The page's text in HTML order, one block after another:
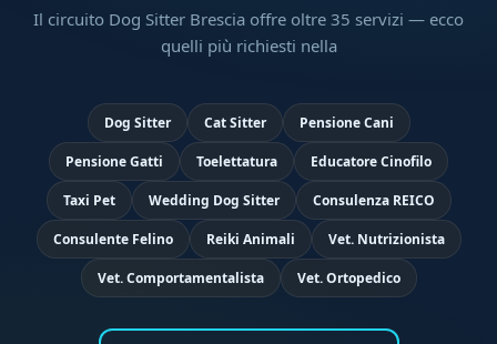
Il circuito Dog Sitter Brescia offre oltre 35 servizi — ecco
quelli più richiesti nella
Dog Sitter Cat Sitter Pensione Cani
Pensione Gatti Toelettatura Educatore Cinofilo
Taxi Pet Wedding Dog Sitter Consulenza REICO
Consulente Felino Reiki Animali Vet. Nutrizionista
Vet. Comportamentalista Vet. Ortopedico